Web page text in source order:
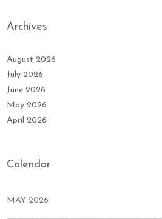
Archives
August 2026
July 2026
June 2026
May 2026
April 2026
Calendar
MAY 2026